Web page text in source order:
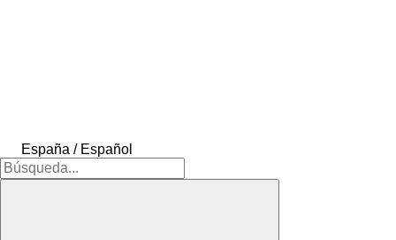
España / Español